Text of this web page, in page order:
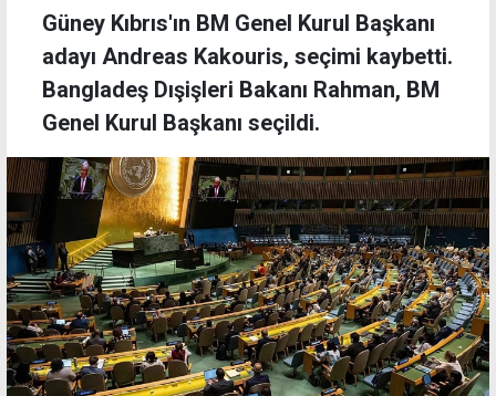
Güney Kıbrıs'ın BM Genel Kurul Başkanı
adayı Andreas Kakouris, seçimi kaybetti.
Bangladeş Dışişleri Bakanı Rahman, BM
Genel Kurul Başkanı seçildi.